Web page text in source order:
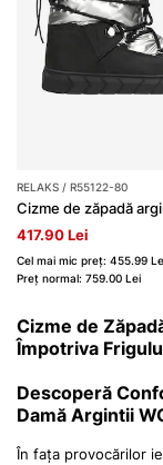
RELAKS / R55122-80
417.90 Lei
Cel mai mic preț: 455.99
Preț normal: 759.00 Lei
Cizme de
Împotriva
Descoperă
Damă Argintii
În fața provocărilor